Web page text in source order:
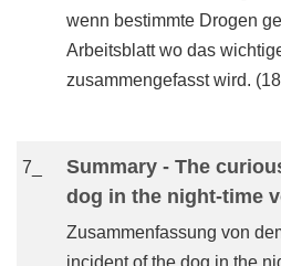
wenn bestimmte Drogen
Arbeitsblatt wo das
zusammengefasst wird.
7_
Summary - The
dog in the night-time
Zusammenfassung von
incident of the dog in the